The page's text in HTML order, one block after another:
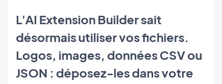
L'AI Extension Builder sait
désormais utiliser vos fichiers.
Logos, images, données CSV ou
JSON : déposez-les dans votre